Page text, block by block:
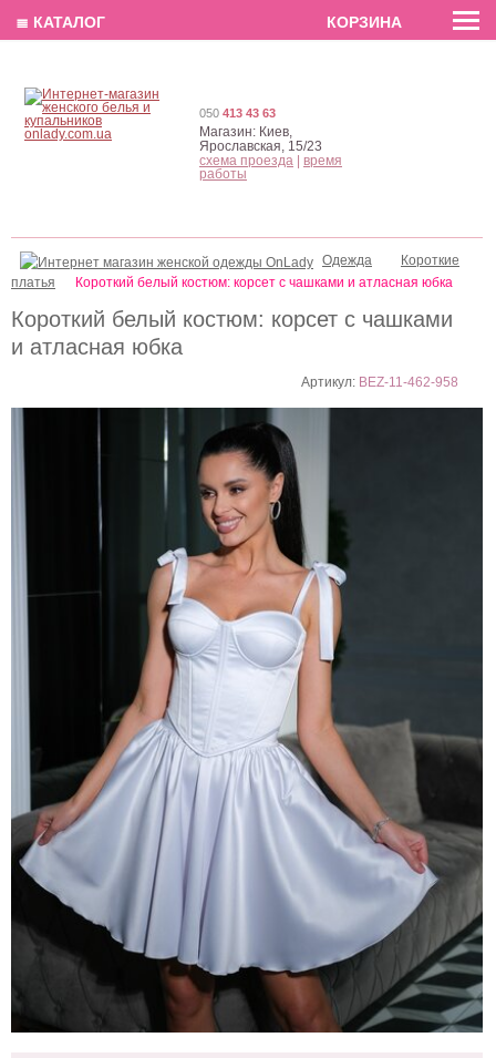
EN РУС
Короткий белый костюм: корсет с чашками
и атласная юбка
Артикул: BEZ-11-462-958
Одежда
Короткие
платья
Короткий белый костюм: корсет с чашками и атласная юбка
050 413 43 63
Магазин: Киев,
Ярославская, 15/23
схема проезда
время
работы
≣ КАТАЛОГ КОРЗИНА